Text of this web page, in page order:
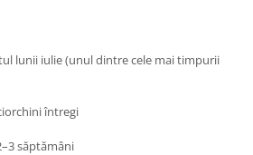
lunii iulie (unul dintre cele mai timpurii
întregi
săptămâni